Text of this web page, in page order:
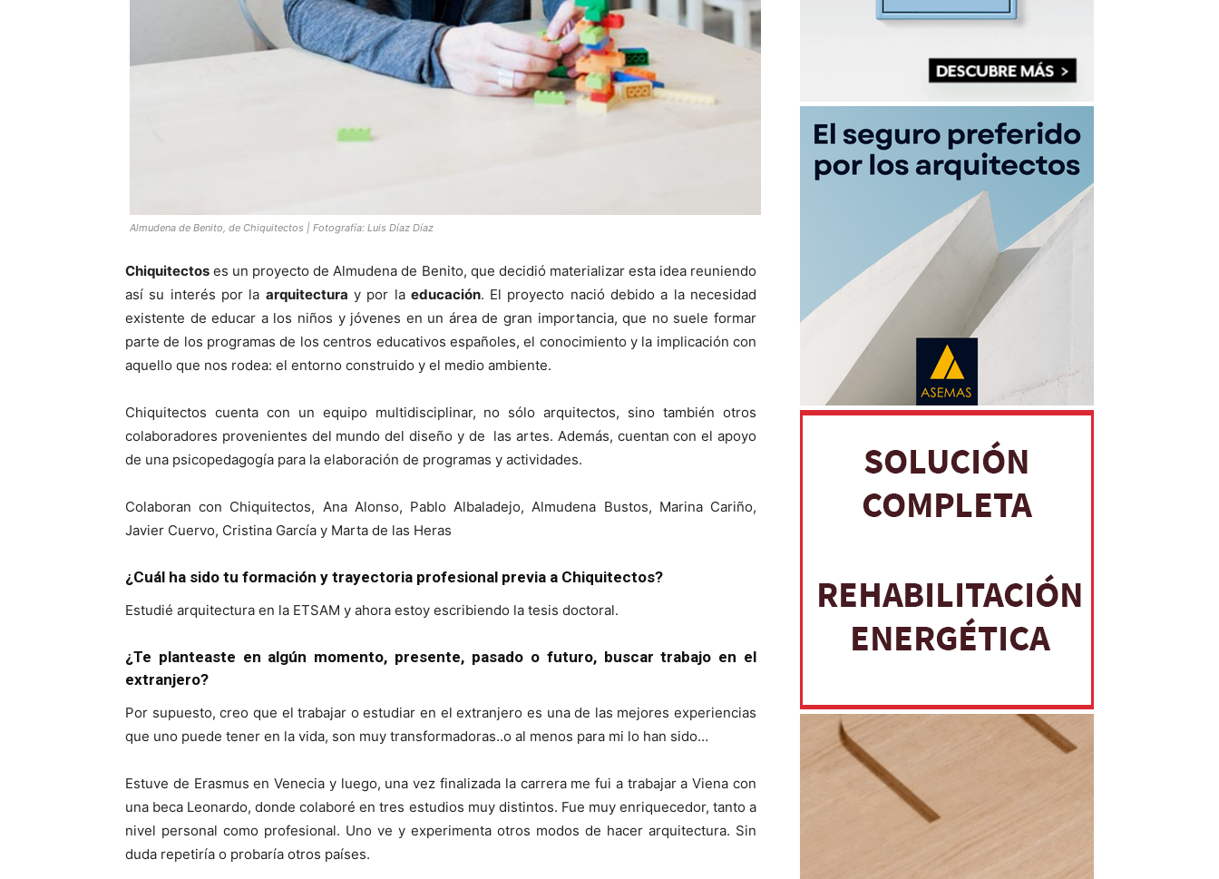
Almudena de Benito, de Chiquitectos | Fotografía: Luis Díaz Díaz
Chiquitectos es un proyecto de Almudena de Benito, que decidió materializar esta idea reuniendo
así su interés por la arquitectura y por la educación. El proyecto nació debido a la necesidad
existente de educar a los niños y jóvenes en un área de gran importancia, que no suele formar
parte de los programas de los centros educativos españoles, el conocimiento y la implicación con
aquello que nos rodea: el entorno construido y el medio ambiente.
Chiquitectos cuenta con un equipo multidisciplinar, no sólo arquitectos, sino también otros
colaboradores provenientes del mundo del diseño y de las artes. Además, cuentan con el apoyo
de una psicopedagogía para la elaboración de programas y actividades.
Colaboran con Chiquitectos, Ana Alonso, Pablo Albaladejo, Almudena Bustos, Marina Cariño,
Javier Cuervo, Cristina García y Marta de las Heras
¿Cuál ha sido tu formación y trayectoria profesional previa a Chiquitectos?
Estudié arquitectura en la ETSAM y ahora estoy escribiendo la tesis doctoral.
¿Te planteaste en algún momento, presente, pasado o futuro, buscar trabajo en el
extranjero?
Por supuesto, creo que el trabajar o estudiar en el extranjero es una de las mejores experiencias
que uno puede tener en la vida, son muy transformadoras..o al menos para mi lo han sido…
Estuve de Erasmus en Venecia y luego, una vez finalizada la carrera me fui a trabajar a Viena con
una beca Leonardo, donde colaboré en tres estudios muy distintos. Fue muy enriquecedor, tanto a
nivel personal como profesional. Uno ve y experimenta otros modos de hacer arquitectura. Sin
duda repetiría o probaría otros países.